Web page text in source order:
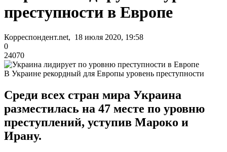
преступности в Европе
Корреспондент.net, 18 июля 2020, 19:58
0
24070
В Украине рекордный для Европы уровень преступности
Среди всех стран мира Украина
разместилась на 47 месте по уровню
преступлений, уступив Мароко и
Ирану.